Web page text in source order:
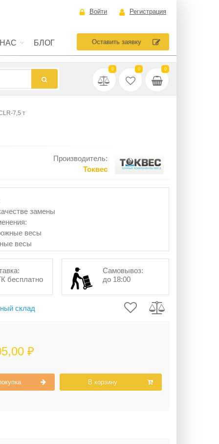
Войти Регистрация
БЛОГ Оставить заявку
0 0 0
7,5 т
Производитель:
Токвес
замены
весы
весы
бесплатно
Самовывоз:
до 18:00
склад
₽
В корзину